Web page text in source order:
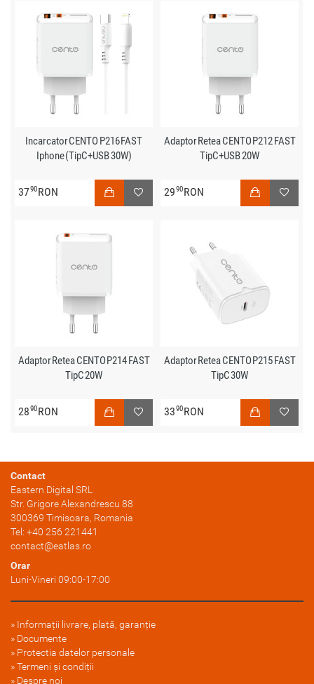
Incarcator CENTO P216 FAST
Iphone (TipC+USB 30W)
3790RON
Adaptor Retea CENTO P212 FAST
TipC+USB 20W
2990RON
Adaptor Retea CENTO P214 FAST
TipC 20W
2890RON
Adaptor Retea CENTO P215 FAST
TipC 30W
3390RON
Contact
Eastern Digital SRL
Str. Grigore Alexandrescu 88
300369 Timisoara, Romania
Tel: +40 256 221441
contact@eatlas.ro
Orar
Luni-Vineri 09:00-17:00
Informații livrare, plată, garanție
Documente
Protectia datelor personale
Termeni și condiții
Despre noi